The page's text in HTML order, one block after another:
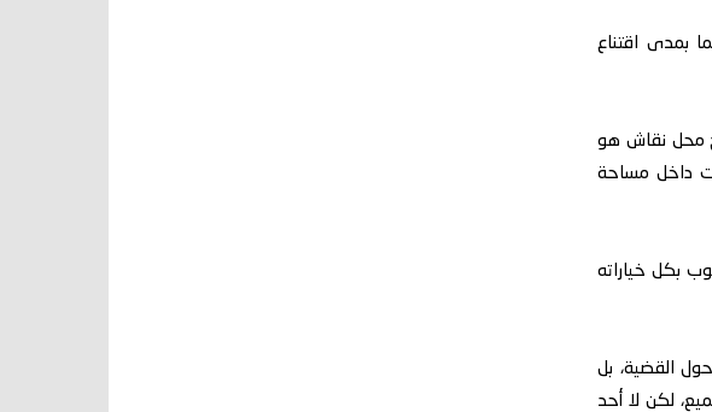
بمدى اقتناع
محل نقاش هو
داخل مساحة
بكل خياراته
القضية، بل
لكن لا أحد